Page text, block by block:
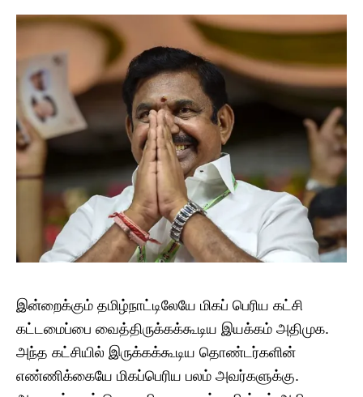
இன்றைக்கும் தமிழ்நாட்டிலேயே மிகப் பெரிய கட்சி
கட்டமைப்பை வைத்திருக்கக்கூடிய இயக்கம் அதிமுக.
அந்த கட்சியில் இருக்கக்கூடிய தொண்டர்களின்
எண்ணிக்கையே மிகப்பெரிய பலம் அவர்களுக்கு.